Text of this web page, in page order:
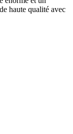
haute qualité avec